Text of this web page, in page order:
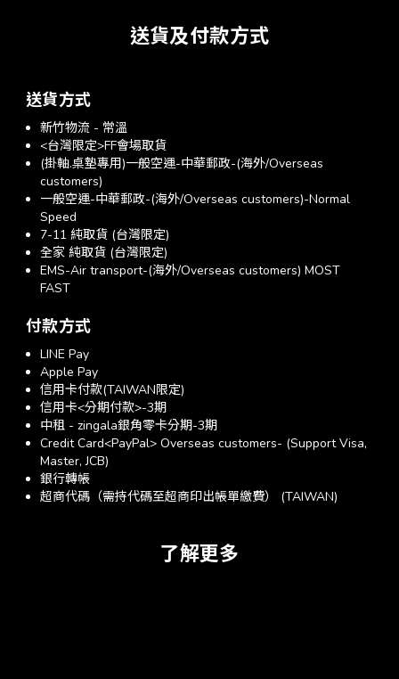
送貨及付款方式
送貨方式
新竹物流 - 常溫
<台灣限定>FF會場取貨
(掛軸.桌墊專用)一般空運-中華郵政-(海外/Overseas
customers)
一般空運-中華郵政-(海外/Overseas customers)-Normal
Speed
7-11 純取貨 (台灣限定)
全家 純取貨 (台灣限定)
EMS-Air transport-(海外/Overseas customers) MOST
FAST
付款方式
LINE Pay
Apple Pay
信用卡付款(TAIWAN限定)
信用卡<分期付款>-3期
中租 - zingala銀角零卡分期-3期
Credit Card<PayPal> Overseas customers- (Support Visa,
Master, JCB)
銀行轉帳
超商代碼（需持代碼至超商印出帳單繳費） (TAIWAN)
了解更多